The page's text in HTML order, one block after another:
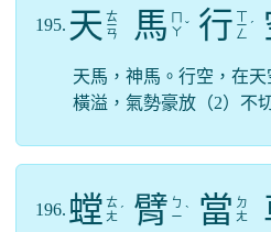
195. 天 ㄊ
ㄧ
ㄢ 馬 ㄚ ˇ 行 ㄧ
ㄥ
ˊ
天馬，神馬。行空，在
橫溢，氣勢豪放（2）不
196. 螳 ㄊ
ㄤ ˊ 臂 ㄅ
ㄧ ˋ 當 ㄉ
ㄤ